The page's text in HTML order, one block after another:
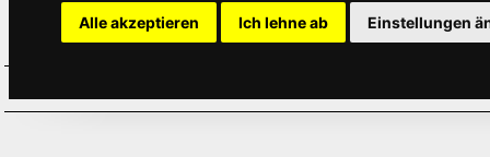
Alle akzeptieren Ich lehne ab Einstellungen